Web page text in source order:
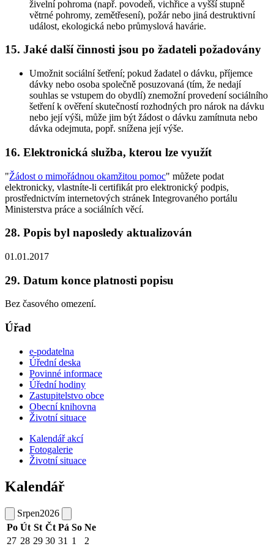
živelní pohroma (např. povodeň, vichřice a vyšší stupně
větrné pohromy, zemětřesení), požár nebo jiná destruktivní
událost, ekologická nebo průmyslová havárie.
15. Jaké další činnosti jsou po žadateli požadovány
Umožnit sociální šetření; pokud žadatel o dávku, příjemce
dávky nebo osoba společně posuzovaná (tím, že nedají
souhlas se vstupem do obydlí) znemožní provedení sociálního
šetření k ověření skutečností rozhodných pro nárok na dávku
nebo její výši, může jim být žádost o dávku zamítnuta nebo
dávka odejmuta, popř. snížena její výše.
16. Elektronická služba, kterou lze využít
"Žádost o mimořádnou okamžitou pomoc" můžete podat
elektronicky, vlastníte-li certifikát pro elektronický podpis,
prostřednictvím internetových stránek Integrovaného portálu
Ministerstva práce a sociálních věcí.
28. Popis byl naposledy aktualizován
01.01.2017
29. Datum konce platnosti popisu
Bez časového omezení.
Úřad
e-podatelna
Úřední deska
Povinné informace
Úřední hodiny
Zastupitelstvo obce
Obecní knihovna
Životní situace
Kalendář akcí
Fotogalerie
Životní situace
Kalendář
Srpen2026
Po Út St Čt Pá So Ne
27 28 29 30 31 1
2